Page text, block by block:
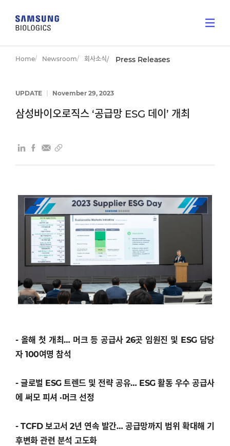
Home Newsroom 회사소식 Press Releases
UPDATE November 29, 2023
삼성바이오로직스 ‘공급망 ESG 데이’ 개최
- 올해 첫 개최… 머크 등 공급사 26곳 임원진 및 ESG 담당
자 100여명 참석
- 글로벌 ESG 트렌드 및 전략 공유… ESG 활동 우수 공급사
에 써모 피셔 ·머크 선정
- TCFD 보고서 2년 연속 발간… 공급망까지 범위 확대해 기
후변화 관련 분석 고도화